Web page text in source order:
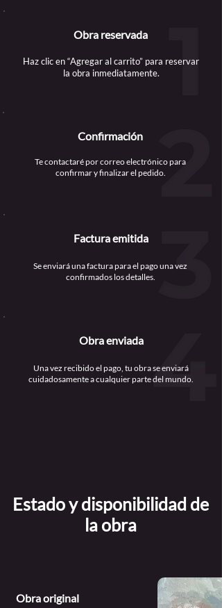
Haz clic en “Agregar al carrito” para reservar
la obra inmediatamente.
Obra reservada
Confirmación
Te contactaré por correo electrónico para
confirmar y finalizar el pedido.
Factura emitida
Se enviará una factura para el pago una vez
confirmados los detalles.
Obra enviada
Una vez recibido el pago, tu obra se enviará
cuidadosamente a cualquier parte del mundo.
Estado y disponibilidad de
la obra
Obra original